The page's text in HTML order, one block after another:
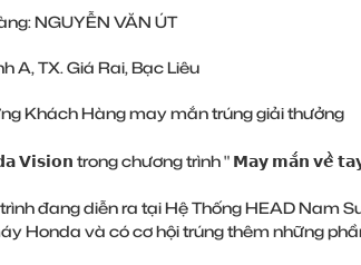
NGUYỄN VĂN ÚT
A, TX. Giá Rai, Bạc Liêu
Khách Hàng may mắn trúng giải thưởng
𝗩𝗶𝘀𝗶𝗼𝗻 trong chương trình " 𝗠𝗮𝘆 𝗺𝗮̆́𝗻 𝘃𝗲̂̀
đang diễn ra tại Hệ Thống HEAD
Honda và có cơ hội trúng thêm những